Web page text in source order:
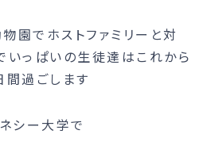
園でホストファミリーと対
いっぱいの生徒達はこれから
間過ごします